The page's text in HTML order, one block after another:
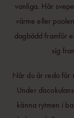
vanliga. Här
värme eller
dagbädd framför
sig
När du är redo för
Under
känna rytmen i